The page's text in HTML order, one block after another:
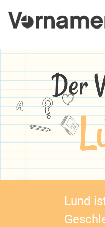
Der
Lund